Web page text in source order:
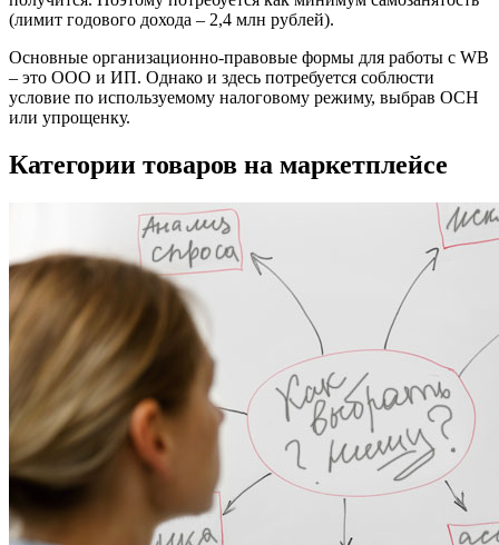
(лимит годового дохода – 2,4 млн рублей).
Основные организационно-правовые формы для работы с WB
– это ООО и ИП. Однако и здесь потребуется соблюсти
условие по используемому налоговому режиму, выбрав ОСН
или упрощенку.
Категории товаров на маркетплейсе